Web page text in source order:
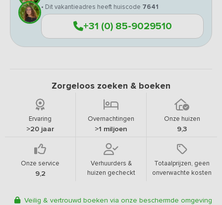
• Dit vakantieadres heeft huiscode 7641
+31 (0) 85-9029510
Zorgeloos zoeken & boeken
Ervaring
>20 jaar
Overnachtingen
>1 miljoen
Onze huizen
9,3
Onze service
9,2
Verhuurders &
huizen gecheckt
Totaalprijzen, geen
onverwachte kosten
Veilig & vertrouwd boeken via onze beschermde omgeving